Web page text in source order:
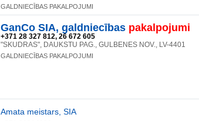
GALDNIECĪBAS PAKALPOJUMI
GanCo SIA, galdniecības pakalpojumi
+371 28 327 812, 26 672 605
"SKUDRAS", DAUKSTU PAG., GULBENES NOV., LV-4401
GALDNIECĪBAS PAKALPOJUMI
Amata meistars, SIA